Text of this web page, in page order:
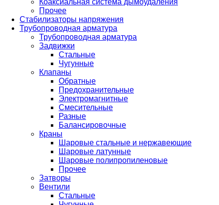
Коаксиальная система дымоудаления
Прочее
Стабилизаторы напряжения
Трубопроводная арматура
Трубопроводная арматура
Задвижки
Стальные
Чугунные
Клапаны
Обратные
Предохранительные
Электромагнитные
Смесительные
Разные
Балансировочные
Краны
Шаровые стальные и нержавеющие
Шаровые латунные
Шаровые полипропиленовые
Прочее
Затворы
Вентили
Стальные